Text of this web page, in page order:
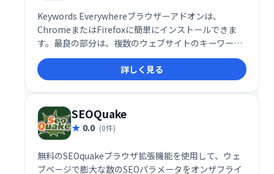
Keywords Everywhereブラウザーアドオンは、
ChromeまたはFirefoxに簡単にインストールできま
す。最良の部分は、複数のウェブサイトのキーワード
の月間検索ボリューム、クリックあたりのコスト、お
よび競合データを表示することです。
詳しく見る
SEOQuake
0.0 (0件)
無料のSEOquakeブラウザ拡張機能を使用して、ウェ
ブページで膨大な数のSEOパラメータをオンザフライ